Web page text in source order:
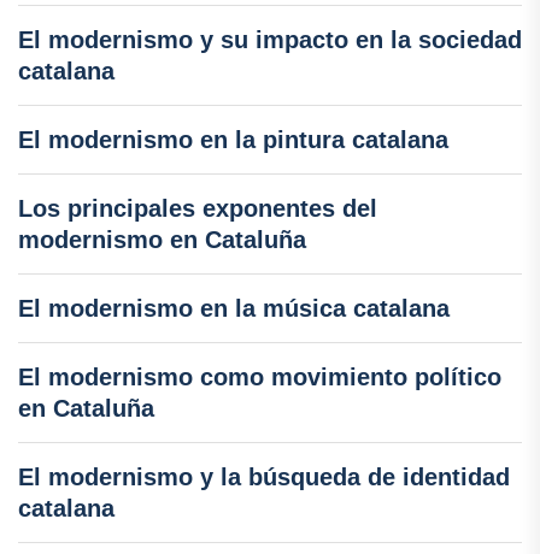
El modernismo y su impacto en la sociedad
catalana
El modernismo en la pintura catalana
Los principales exponentes del
modernismo en Cataluña
El modernismo en la música catalana
El modernismo como movimiento político
en Cataluña
El modernismo y la búsqueda de identidad
catalana